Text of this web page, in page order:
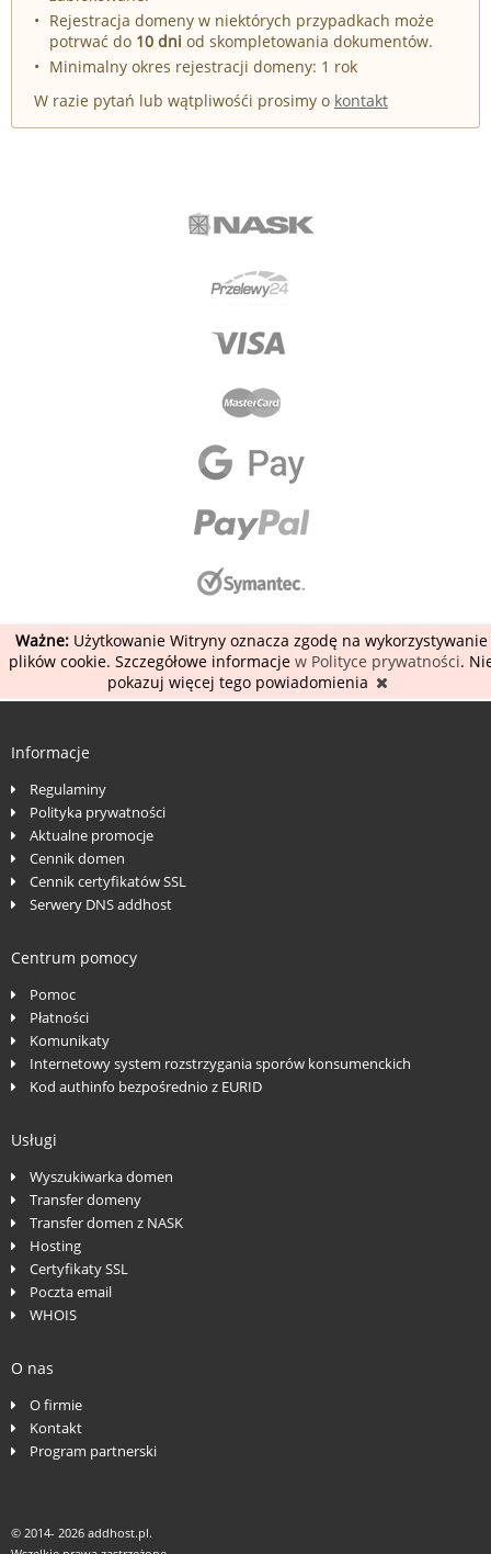
Rejestracja domeny w niektórych przypadkach może
potrwać do 10 dni od skompletowania dokumentów.
Minimalny okres rejestracji domeny: 1 rok
W razie pytań lub wątpliwośći prosimy o kontakt
Ważne:Użytkowanie Witryny oznacza zgodę na wykorzystywanie
plików cookie. Szczegółowe informacje w Polityce prywatności.
pokazuj więcej tego powiadomienia
Informacje
Regulaminy
Polityka prywatności
Aktualne promocje
Cennik domen
Cennik certyfikatów SSL
Serwery DNS addhost
Centrum pomocy
Pomoc
Płatności
Komunikaty
Internetowy system rozstrzygania sporów konsumenckich
Kod authinfo bezpośrednio z EURID
Usługi
Wyszukiwarka domen
Transfer domeny
Transfer domen z NASK
Hosting
Certyfikaty SSL
Poczta email
WHOIS
O nas
O firmie
Kontakt
Program partnerski
© 2014- 2026 addhost.pl.